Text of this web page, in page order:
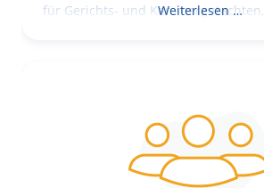
für Gerichts- und Kammergutachten,
Weiterlesen …